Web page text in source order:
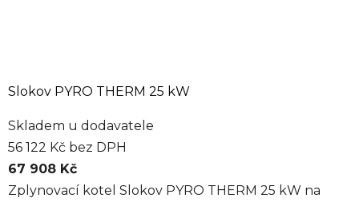
Slokov PYRO THERM 25 kW
Skladem u dodavatele
56 122 Kč bez DPH
67 908 Kč
Zplynovací kotel Slokov PYRO THERM 25 kW na